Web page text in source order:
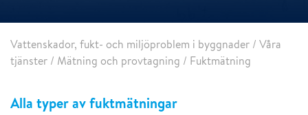
Vattenskador, fukt- och miljöproblem i byggnader / Våra
tjänster / Mätning och provtagning / Fuktmätning
Alla typer av fuktmätningar